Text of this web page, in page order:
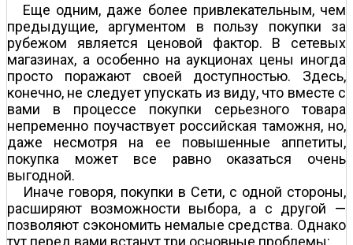
Еще одним, даже более привлекательным, чем
предыдущие, аргументом в пользу покупки за
рубежом является ценовой фактор. В сетевых
магазинах, а особенно на аукционах цены иногда
просто поражают своей доступностью. Здесь,
конечно, не следует упускать из виду, что вместе с
вами в процессе покупки серьезного товара
непременно поучаствует российская таможня, но,
даже несмотря на ее повышенные аппетиты,
покупка может все равно оказаться очень
выгодной.
Иначе говоря, покупки в Сети, с одной стороны,
расширяют возможности выбора, а с другой —
позволяют сэкономить немалые средства. Однако
тут перед вами встанут три основные проблемы: